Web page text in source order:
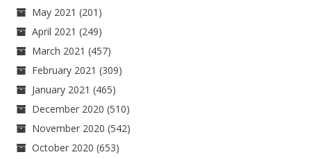
May 2021 (201)
April 2021 (249)
March 2021 (457)
February 2021 (309)
January 2021 (465)
December 2020 (510)
November 2020 (542)
October 2020 (653)